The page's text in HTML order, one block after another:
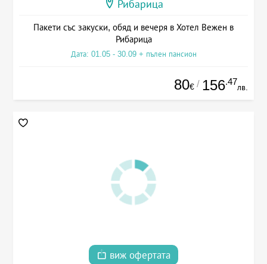
Рибарица
Пакети със закуски, обяд и вечеря в Хотел Вежен в
Рибарица
Дата: 01.05 - 30.09 + пълен пансион
80€ / 156.47
лв.
виж офертата